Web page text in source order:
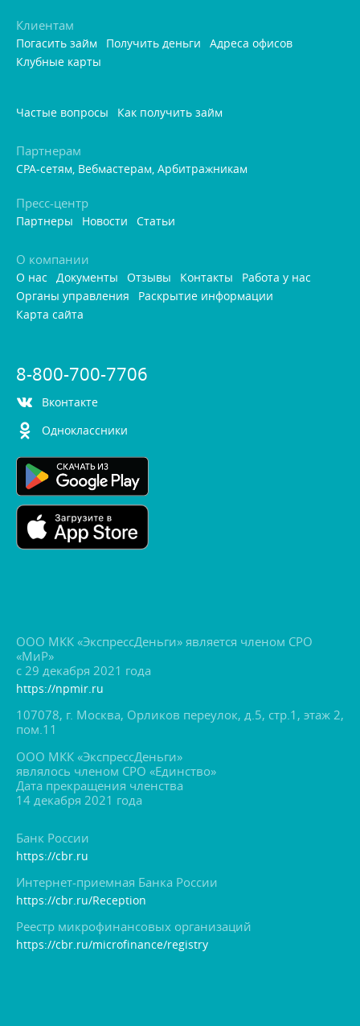
Клиентам
Погасить займ Получить деньги
Адреса офисо
Клубные карты
Частые вопросы Как получить займ
Партнерам
CPA-сетям, Вебмастерам, Арбитражникам
Пресс-центр
Партнеры Новости Статьи
О компании
О нас Документы Отзывы Контакты
Работа у нас
Органы управления
Раскрытие информации
Карта сайта
8-800-700-7706
контакте
Одноклассники
ООО МКК «ЭкспрессДеньги» является членом СРО
«МиР»
с 29 декабря 2021 года
https://npmir.ru
107078, г. Москва, Орликов переулок, д.5, стр.1, этаж 2,
пом.11
ООО МКК «ЭкспрессДеньги»
являлось членом СРО «Единство»
Дата прекращения членства
14 декабря 2021 года
Банк России
https://cbr.ru
Интернет-приемная Банка России
https://cbr.ru/Reception
Реестр микрофинансовых организаций
https://cbr.ru/microfinance/registry